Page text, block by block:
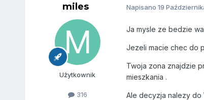
miles
Użytkownik
316
Napisano 19
Ja mysle ze bedzie
Jezeli macie chec do
Twoja zona znajdzie
mieszkania .
Ale decyzja nalezy do